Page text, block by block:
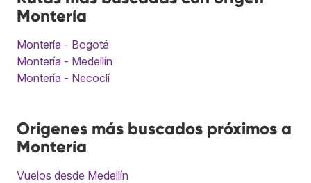
Montería
Montería - Bogotá
Montería - Medellín
Montería - Necoclí
Orígenes más buscados próximos a
Montería
Vuelos desde Medellín